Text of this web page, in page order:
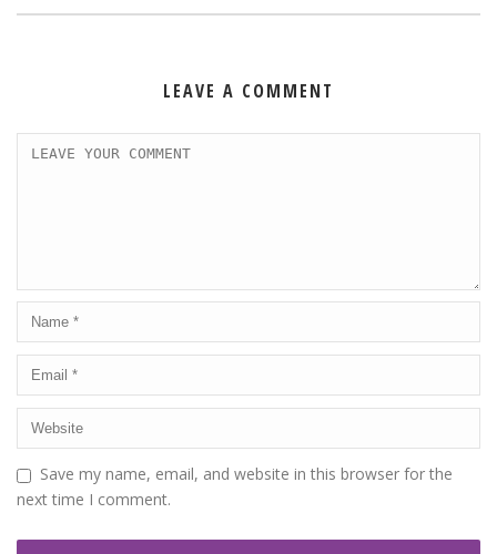
LEAVE A COMMENT
Save my name, email, and website in this browser for the
next time I comment.